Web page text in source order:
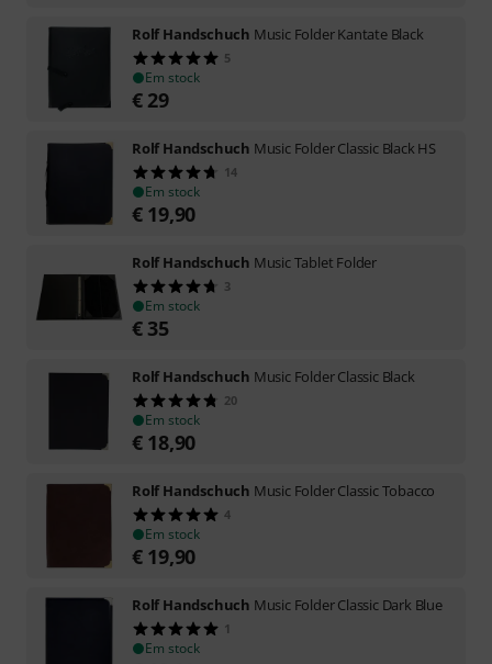
Rolf Handschuch Music Folder Kantate Black
5
Em stock
€ 29
Rolf Handschuch Music Folder Classic Black HS
14
Em stock
€ 19,90
Rolf Handschuch Music Tablet Folder
3
Em stock
€ 35
Rolf Handschuch Music Folder Classic Black
20
Em stock
€ 18,90
Rolf Handschuch Music Folder Classic Tobacco
4
Em stock
€ 19,90
Rolf Handschuch Music Folder Classic Dark Blue
1
Em stock